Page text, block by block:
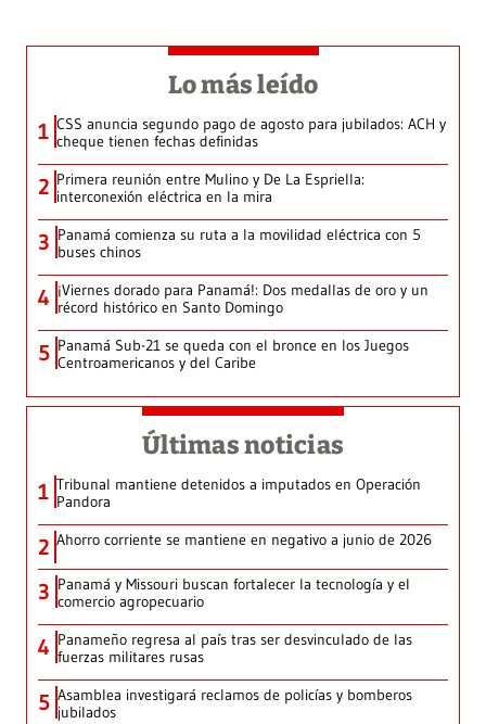
Lo más leído
1 CSS anuncia segundo pago de agosto para jubilados: ACH y
cheque tienen fechas definidas
2 Primera reunión entre Mulino y De La Espriella:
interconexión eléctrica en la mira
3 Panamá comienza su ruta a la movilidad eléctrica con 5
buses chinos
4 ¡Viernes dorado para Panamá!: Dos medallas de oro y un
récord histórico en Santo Domingo
5 Panamá Sub-21 se queda con el bronce en los Juegos
Centroamericanos y del Caribe
Últimas noticias
1 Tribunal mantiene detenidos a imputados en Operación
Pandora
2 Ahorro corriente se mantiene en negativo a junio de 2026
3 Panamá y Missouri buscan fortalecer la tecnología y el
comercio agropecuario
4 Panameño regresa al país tras ser desvinculado de las
fuerzas militares rusas
5 Asamblea investigará reclamos de policías y bomberos
jubilados